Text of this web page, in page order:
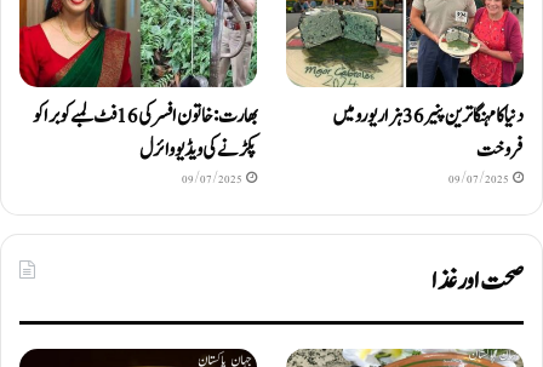
دنیا کا مہنگا ترین پنیر 36 ہزار یورو میں
فروخت
09/07/2025
بھارت: خاتون افسر کی 16 فٹ لمبے کوبرا کو
پکڑنے کی ویڈیو وائرل
09/07/2025
صحت اور غذا